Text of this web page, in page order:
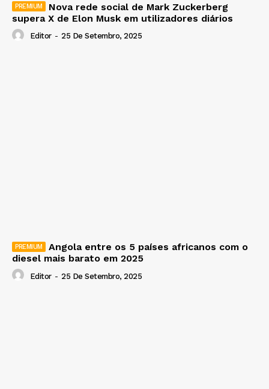
Nova rede social de Mark Zuckerberg
supera X de Elon Musk em utilizadores diários
Editor - 25 De Setembro, 2025
Angola entre os 5 países africanos com o
diesel mais barato em 2025
Editor - 25 De Setembro, 2025